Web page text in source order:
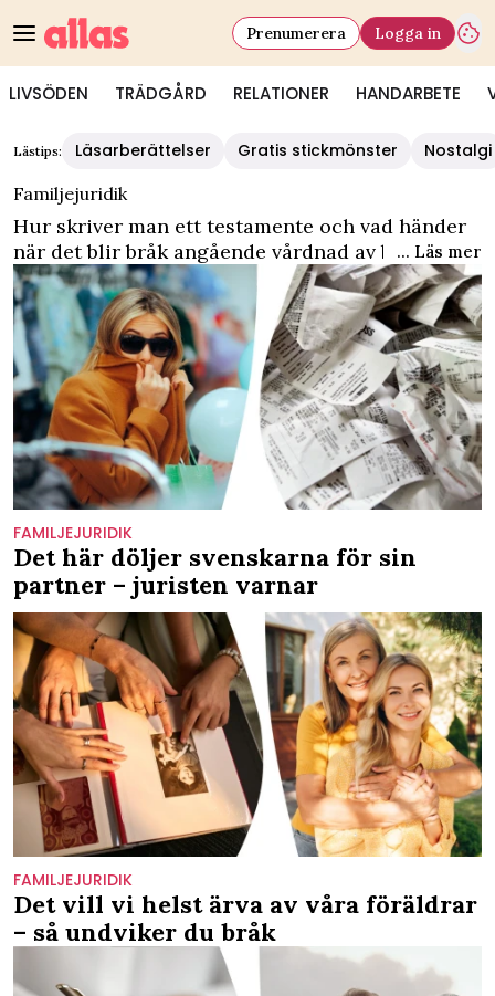
LIVSÖDEN TRÄDGÅRD RELATIONER HANDARBETE
Prenumerera Logga in
Lästips: Läsarberättelser Gratis stickmönster
Nostalgi
Familjejuridik
Hur skriver man ett testamente och vad händer
när det blir bråk angående vårdnad av barn i
familjen? Här samlar vi information och
livsberättelser om familjejuridik. Obs! Ta alltid
kontakt med en professionell vid juridisk
rådgivning.
... Läs mer
FAMILJEJURIDIK
Det här döljer svenskarna för sin
partner – juristen varnar
FAMILJEJURIDIK
Det vill vi helst ärva av våra föräldrar
– så undviker du bråk